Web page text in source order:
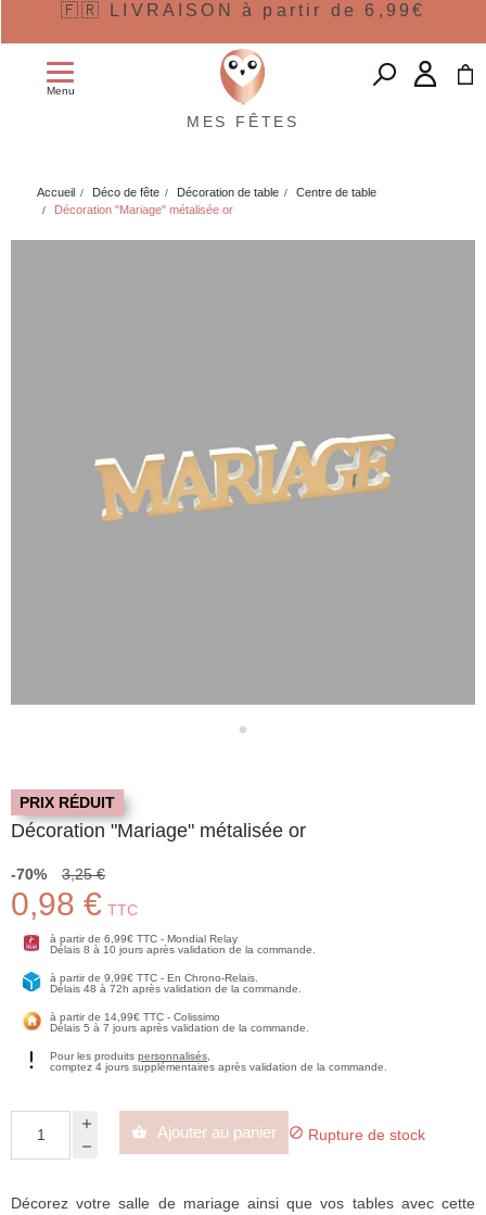
🇫🇷 LIVRAISON à partir de 6,99€
Menu
MES FÊTES
Accueil Déco de fête Décoration de table
Centre de table
Décoration "Mariage" métalisée or
PRIX RÉDUIT
Décoration "Mariage" métalisée or
-70% 3,25 €
0,98 € TTC
à partir de 6,99€ TTC - Mondial Relay
Délais 8 à 10 jours après validation de la commande.
à partir de 9,99€ TTC - En Chrono-Relais.
Délais 48 à 72h après validation de la commande.
à partir de 14,99€ TTC - Colissimo
Délais 5 à 7 jours après validation de la commande.
Pour les produits personnalisés
comptez 4 jours supplémentaires après validation de la commande.
 Ajouter au panier  Rupture de stock
Décorez votre salle de mariage ainsi que vos tables avec cette